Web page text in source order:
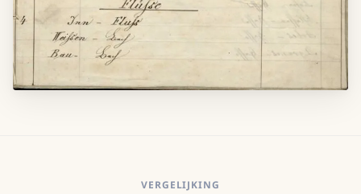
VERGELIJKING